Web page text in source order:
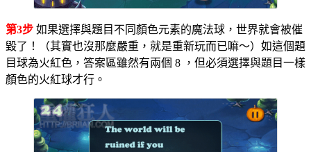
第3步 如果選擇與題目不同顏色元素的魔法球，世界就會被催
毀了！（其實也沒那麼嚴重，就是重新玩而已嘛～）如這個題
目球為火紅色，答案區雖然有兩個 8 ，但必須選擇與題目一樣
顏色的火紅球才行。